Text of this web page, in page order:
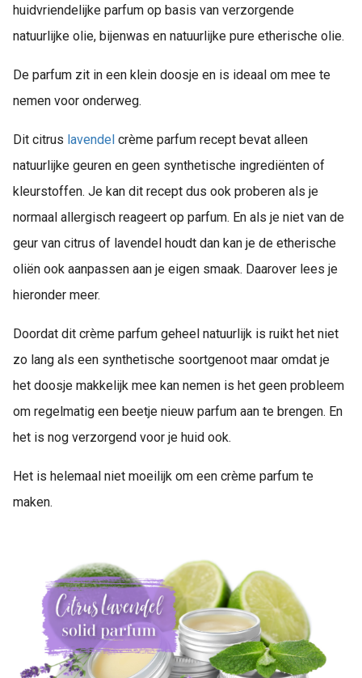
huidvriendelijke parfum op basis van verzorgende
natuurlijke olie, bijenwas en natuurlijke pure etherische olie.
De parfum zit in een klein doosje en is ideaal om mee te
nemen voor onderweg.
Dit citrus lavendel crème parfum recept bevat alleen
natuurlijke geuren en geen synthetische ingrediënten of
kleurstoffen. Je kan dit recept dus ook proberen als je
normaal allergisch reageert op parfum. En als je niet van de
geur van citrus of lavendel houdt dan kan je de etherische
oliën ook aanpassen aan je eigen smaak. Daarover lees je
hieronder meer.
Doordat dit crème parfum geheel natuurlijk is ruikt het niet
zo lang als een synthetische soortgenoot maar omdat je
het doosje makkelijk mee kan nemen is het geen probleem
om regelmatig een beetje nieuw parfum aan te brengen. En
het is nog verzorgend voor je huid ook.
Het is helemaal niet moeilijk om een crème parfum te
maken.